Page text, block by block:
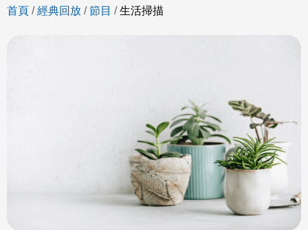
首頁 /經典回放 /節目 /生活掃描